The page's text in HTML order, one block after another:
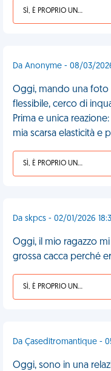
SÌ, È PROPRIO UNA VDM!
Da Anonyme - 08/03/
Oggi, mando una foto
flessibile, cerco di
Prima e unica
mia scarsa elasticità e
SÌ, È PROPRIO UNA VDM!
Da skpcs - 02/01/2026
Oggi, il mio ragazzo
grossa cacca perché
SÌ, È PROPRIO UNA VDM!
Da Çaseditromantique -
Oggi, sono in una